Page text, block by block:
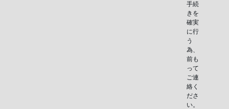
手続
きを
確実
に行
う
為、
前も
って
ご連
絡く
ださ
い。